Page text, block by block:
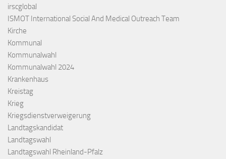
irscglobal
ISMOT International Social And Medical Outreach Team
Kirche
Kommunal
Kommunalwahl
Kommunalwahl 2024
Krankenhaus
Kreistag
Krieg
Kriegsdienstverweigerung
Landtagskandidat
Landtagswahl
Landtagswahl Rheinland-Pfalz